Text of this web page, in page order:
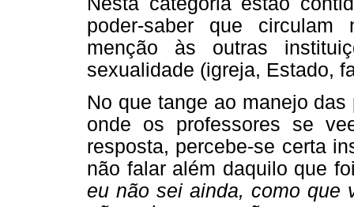
poder-saber que
menção às outras
sexualidade (igreja, Estado,
No que tange ao manejo
onde os professores se
resposta, percebe-se certa
não falar além daquilo que
eu não sei ainda, como que